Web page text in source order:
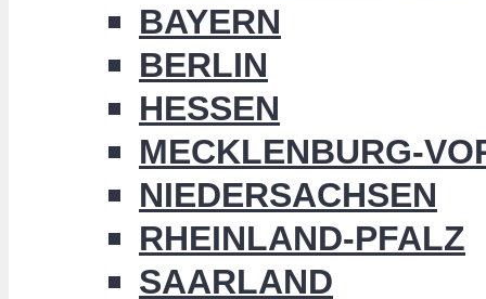
BAYERN
BERLIN
HESSEN
MECKLENBURG-
NIEDERSACHSEN
RHEINLAND-PFALZ
SAARLAND